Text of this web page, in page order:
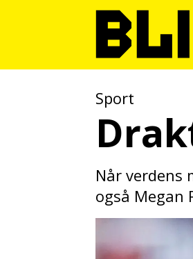
Sport
Når verdens
også Megan